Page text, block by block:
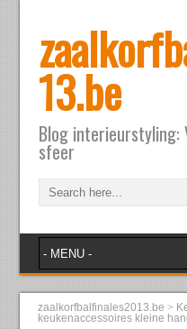
13.be
Blog
sfeer
zaalkorfbalfinales2013.be >
keukenaccessoires kleine